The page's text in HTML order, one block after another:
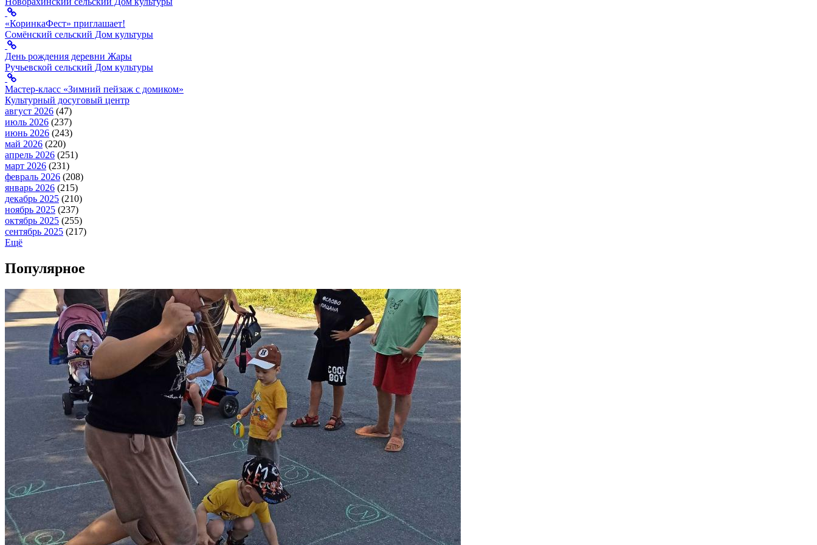
«КоринкаФест» приглашает!
Сомёнский сельский Дом культуры
День рождения деревни Жары
Ручьевской сельский Дом культуры
Мастер-класс «Зимний пейзаж с домиком»
Культурный досуговый центр
август 2026 (47)
июль 2026 (237)
июнь 2026 (243)
май 2026 (220)
апрель 2026 (251)
март 2026 (231)
февраль 2026 (208)
январь 2026 (215)
декабрь 2025 (210)
ноябрь 2025 (237)
октябрь 2025 (255)
сентябрь 2025 (217)
Ещё
Популярное